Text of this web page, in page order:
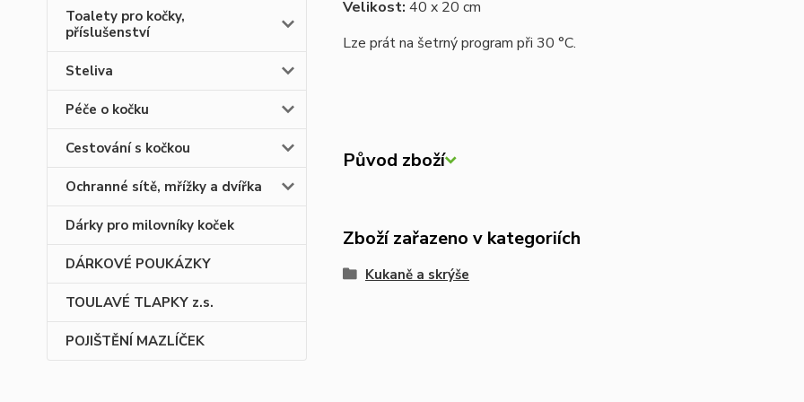
Toalety pro kočky,
příslušenství
Steliva
Péče o kočku
Cestování s kočkou
Ochranné sítě, mřížky a dvířka
Dárky pro milovníky koček
DÁRKOVÉ POUKÁZKY
TOULAVÉ TLAPKY z.s.
POJIŠTĚNÍ MAZLÍČEK
Velikost: 40 x 20 cm
Lze prát na šetrný program při 30 °C.
Původ zboží
Zboží zařazeno v kategoriích
Kukaně a skrýše